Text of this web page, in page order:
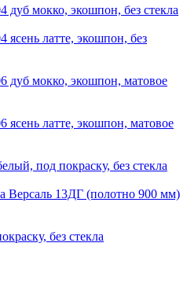
дуб мокко, экошпон, без стекла
ясень латте, экошпон, без
дуб мокко, экошпон, матовое
ясень латте, экошпон, матовое
под покраску, без стекла
Версаль 13ДГ (полотно 900 мм)
без стекла